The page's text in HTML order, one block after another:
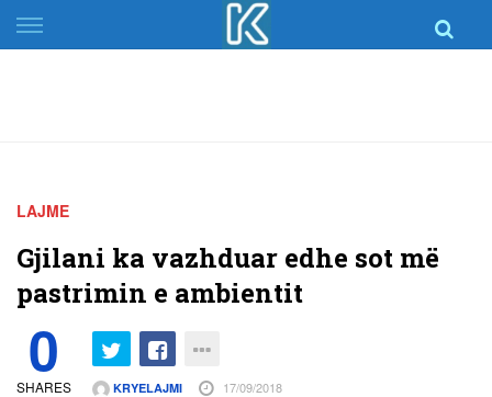
Skip
to
LAJME
Gjilani ka vazhduar edhe sot më
pastrimin e ambientit
0
SHARES KRYELAJMI 17/09/2018